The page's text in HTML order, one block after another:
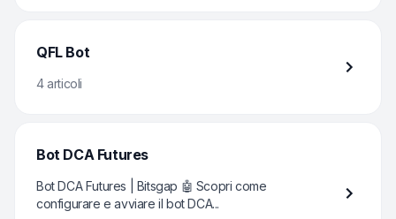
QFL Bot
4 articoli
Bot DCA Futures
Bot DCA Futures | Bitsgap 🤖 Scopri come
configurare e avviare il bot DCA...